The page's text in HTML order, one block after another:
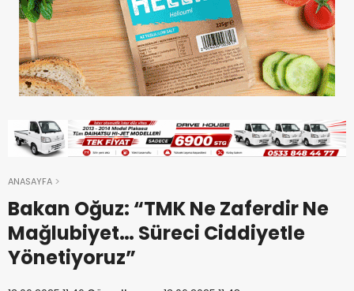
ANASAYFA
Bakan Oğuz: “TMK Ne Zaferdir Ne
Mağlubiyet… Süreci Ciddiyetle
Yönetiyoruz”